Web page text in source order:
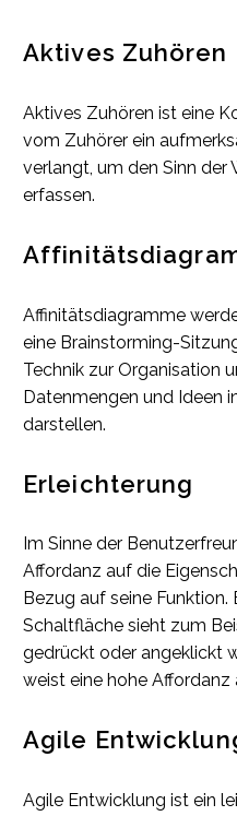
Aktives Zuhören
Aktives Zuhören ist eine
vom Zuhörer ein
verlangt, um den Sinn der
erfassen.
Affinitätsdiagramme
eine Brainstorming-
Technik zur Organisation
Datenmengen und Ideen
darstellen.
Erleichterung
Im Sinne der
Affordanz auf die
Bezug auf seine
Schaltfläche sieht zum
gedrückt oder angeklickt
weist eine hohe Affordanz
Agile
Agile Entwicklung ist ein